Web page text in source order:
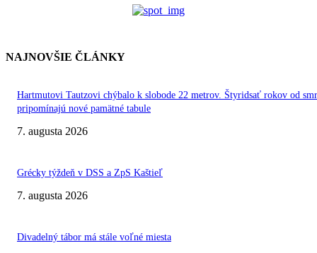
NAJNOVŠIE ČLÁNKY
Hartmutovi Tautzovi chýbalo k slobode 22 metrov. Štyridsať rokov od
pripomínajú nové pamätné tabule
7. augusta 2026
Grécky týždeň v DSS a ZpS Kaštieľ
7. augusta 2026
Divadelný tábor má stále voľné miesta